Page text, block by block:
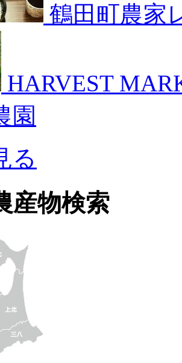
鶴田町農家
HARVEST
園
る
産物検索